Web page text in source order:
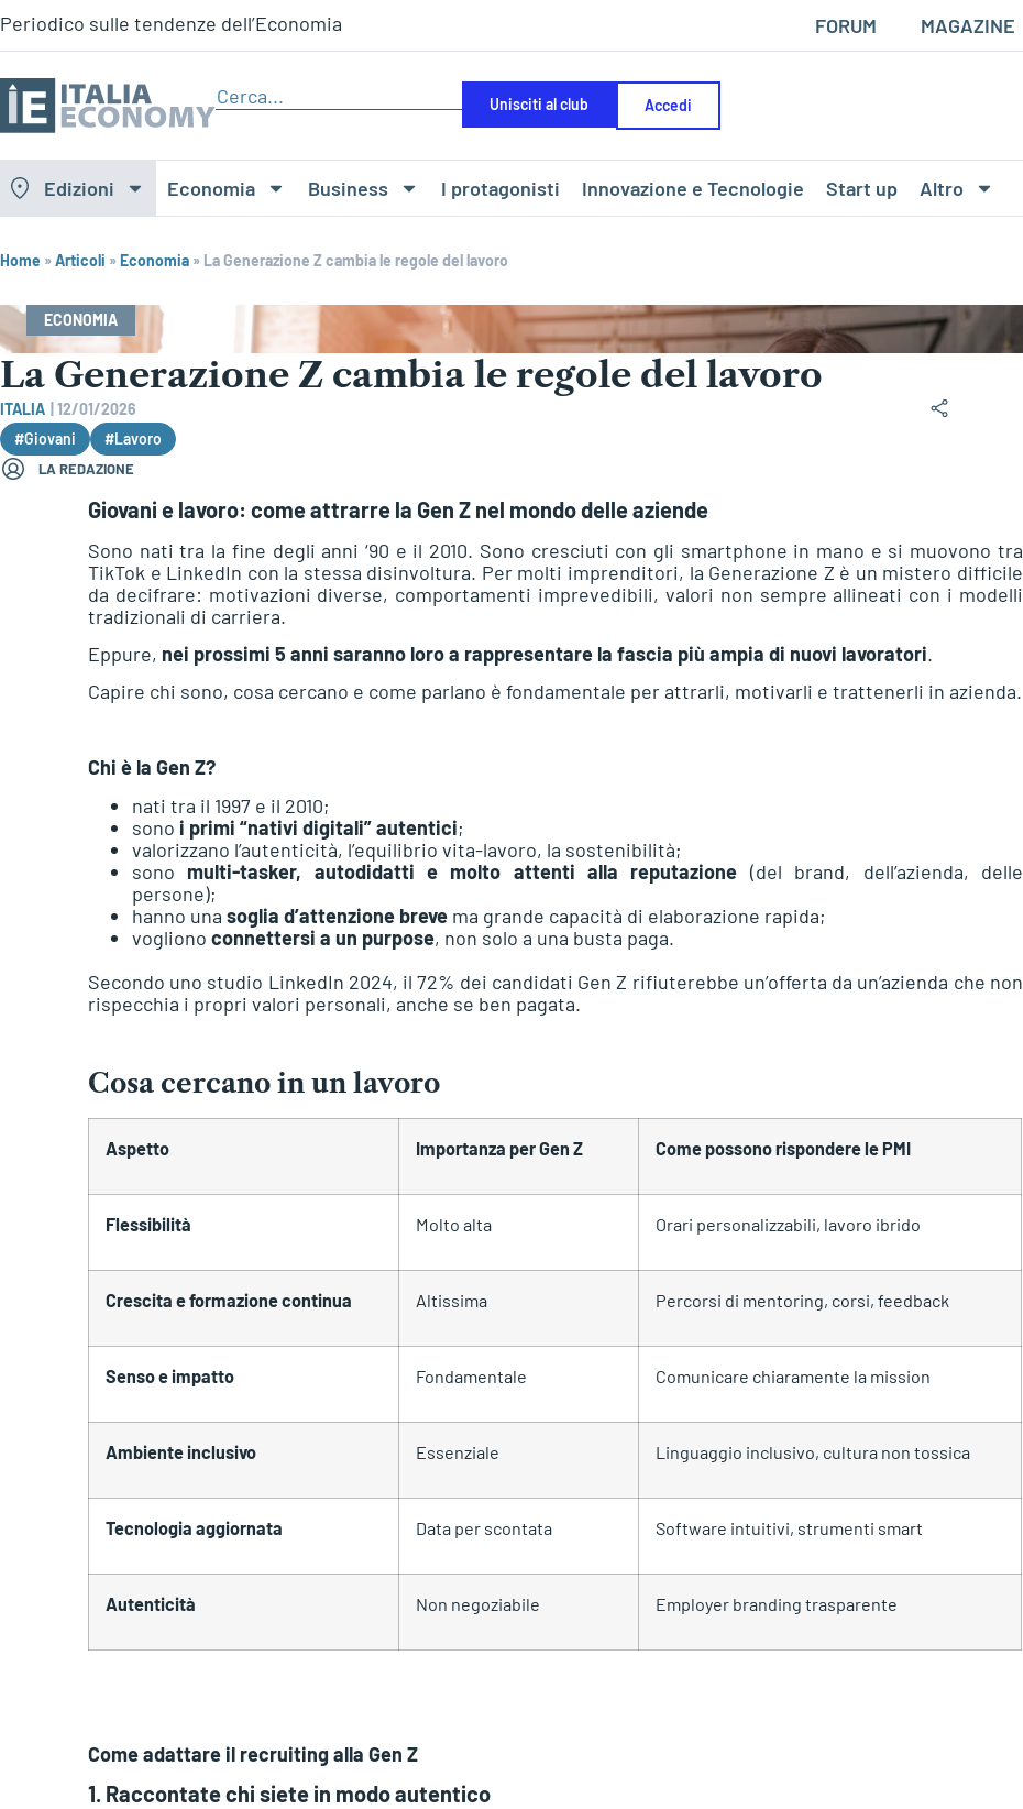
Periodico sulle tendenze dell’Economia FORUM MAGAZINE
Unisciti al club Accedi
Edizioni Economia Business I protagonisti Innovazione e Tecnologie Start up Altro
Home »Articoli »Economia » La Generazione Z cambia le regole del lavoro
ECONOMIA
La Generazione Z cambia le regole del lavoro
ITALIA
12/01/2026
#Giovani
#Lavoro
LA REDAZIONE
Giovani e lavoro: come attrarre la Gen Z nel mondo delle aziende
Sono nati tra la fine degli anni ‘90 e il 2010. Sono cresciuti con gli smartphone in mano e si muovono tra
TikTok e LinkedIn con la stessa disinvoltura. Per molti imprenditori, la Generazione Z è un mistero difficile
da decifrare: motivazioni diverse, comportamenti imprevedibili, valori non sempre allineati con i modelli
tradizionali di carriera.
Eppure, nei prossimi 5 anni saranno loro a rappresentare la fascia più ampia di nuovi lavoratori.
Capire chi sono, cosa cercano e come parlano è fondamentale per attrarli, motivarli e trattenerli in azienda.
Chi è la Gen Z?
nati tra il 1997 e il 2010;
sono i primi “nativi digitali” autentici;
valorizzano l’autenticità, l’equilibrio vita-lavoro, la sostenibilità;
sono multi-tasker, autodidatti e molto attenti alla reputazione (del brand, dell’azienda, delle
persone);
hanno una soglia d’attenzione breve ma grande capacità di elaborazione rapida;
vogliono connettersi a un purpose, non solo a una busta paga.
Secondo uno studio LinkedIn 2024, il 72% dei candidati Gen Z rifiuterebbe un’offerta da un’azienda che non
rispecchia i propri valori personali, anche se ben pagata.
Cosa cercano in un lavoro
Aspetto Importanza per Gen Z Come possono rispondere le PMI
Flessibilità Molto alta Orari personalizzabili, lavoro ibrido
Crescita e formazione continua Altissima Percorsi di mentoring, corsi, feedback
Senso e impatto Fondamentale Comunicare chiaramente la mission
Ambiente inclusivo Essenziale Linguaggio inclusivo, cultura non tossica
Tecnologia aggiornata Data per scontata Software intuitivi, strumenti smart
Autenticità Non negoziabile Employer branding trasparente
Come adattare il recruiting alla Gen Z
1. Raccontate chi siete in modo autentico